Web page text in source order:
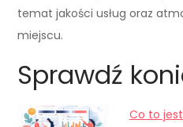
temat jakości usług oraz
miejscu.
Sprawdź
Co to